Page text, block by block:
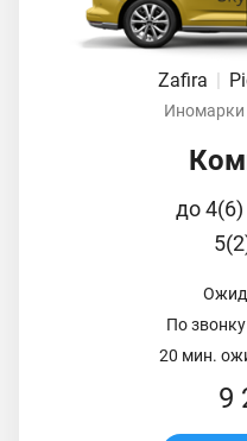
Zafira |
Иномарки
до
По
20 мин.
9